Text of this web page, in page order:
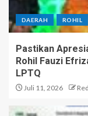
DAERAH ROHIL
Pastikan
Rohil Fauzi
LPTQ
Juli 11, 2026